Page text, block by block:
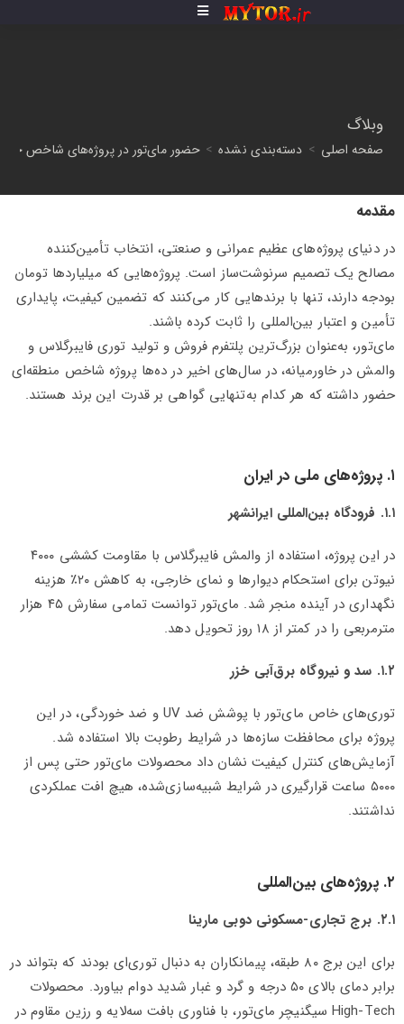
وبلاگ
صفحه اصلی > دسته‌بندی نشده > حضور مای‌تور در پروژه‌های شاخص
مقدمه
در دنیای پروژه‌های عظیم عمرانی و صنعتی، انتخاب تأمین‌کننده
مصالح یک تصمیم سرنوشت‌ساز است. پروژه‌هایی که میلیاردها تومان
بودجه دارند، تنها با برندهایی کار می‌کنند که تضمین کیفیت، پایداری
تأمین و اعتبار بین‌المللی را ثابت کرده باشند.
مای‌تور، به‌عنوان بزرگ‌ترین پلتفرم فروش و تولید توری فایبرگلاس و
والمش در خاورمیانه، در سال‌های اخیر در ده‌ها پروژه شاخص منطقه‌ای
حضور داشته که هر کدام به‌تنهایی گواهی بر قدرت این برند هستند.
۱. پروژه‌های ملی در ایران
۱.۱. فرودگاه بین‌المللی ایرانشهر
در این پروژه، استفاده از والمش فایبرگلاس با مقاومت کششی ۴۰۰۰
نیوتن برای استحکام دیوارها و نمای خارجی، به کاهش ۲۰٪ هزینه
نگهداری در آینده منجر شد. مای‌تور توانست تمامی سفارش ۴۵ هزار
مترمربعی را در کمتر از ۱۸ روز تحویل دهد.
۱.۲. سد و نیروگاه برق‌آبی خزر
توری‌های خاص مای‌تور با پوشش ضد UV و ضد خوردگی، در این
پروژه برای محافظت سازه‌ها در شرایط رطوبت بالا استفاده شد.
آزمایش‌های کنترل کیفیت نشان داد محصولات مای‌تور حتی پس از
۵۰۰۰ ساعت قرارگیری در شرایط شبیه‌سازی‌شده، هیچ افت عملکردی
نداشتند.
۲. پروژه‌های بین‌المللی
۲.۱. برج تجاری-مسکونی دوبی مارینا
برای این برج ۸۰ طبقه، پیمانکاران به دنبال توری‌ای بودند که بتواند در
برابر دمای بالای ۵۰ درجه و گرد و غبار شدید دوام بیاورد. محصولات
High-Tech سیگنیچر مای‌تور، با فناوری بافت سه‌لایه و رزین مقاوم در